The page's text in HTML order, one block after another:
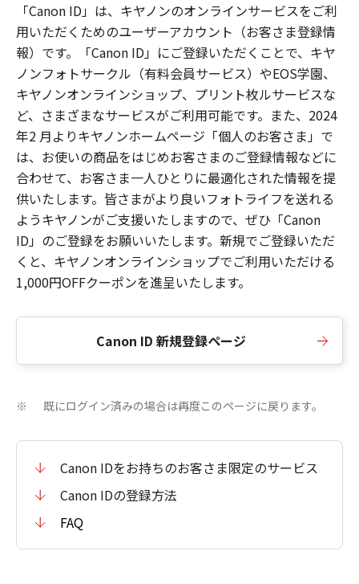
「Canon ID」は、キヤノンのオンラインサービスをご利
用いただくためのユーザーアカウント（お客さま登録情
報）です。「Canon ID」にご登録いただくことで、キヤ
ノンフォトサークル（有料会員サービス）やEOS学園、
キヤノンオンラインショップ、プリント枚ルサービスな
ど、さまざまなサービスがご利用可能です。また、2024
年2 月よりキヤノンホームページ「個人のお客さま」で
は、お使いの商品をはじめお客さまのご登録情報などに
合わせて、お客さま一人ひとりに最適化された情報を提
供いたします。皆さまがより良いフォトライフを送れる
ようキヤノンがご支援いたしますので、ぜひ「Canon
ID」のご登録をお願いいたします。新規でご登録いただ
くと、キヤノンオンラインショップでご利用いただける
1,000円OFFクーポンを進呈いたします。
Canon ID 新規登録ページ
※ 既にログイン済みの場合は再度このページに戻ります。
Canon IDをお持ちのお客さま限定のサービス
Canon IDの登録方法
FAQ